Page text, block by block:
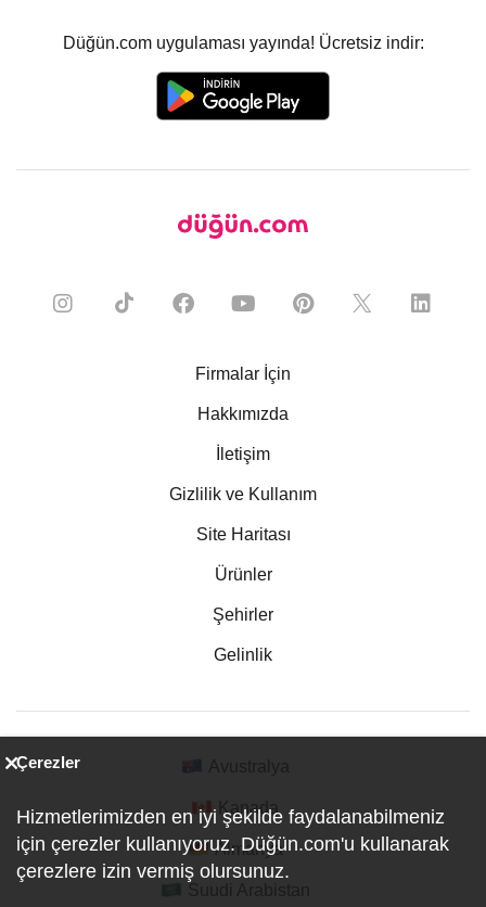
Düğün.com uygulaması yayında! Ücretsiz indir:
Firmalar İçin
Hakkımızda
İletişim
Gizlilik ve Kullanım
Site Haritası
Ürünler
Şehirler
Gelinlik
Kanada
Almanya
Çerezler
Hizmetlerimizden en iyi şekilde faydalanabilmeniz
için çerezler kullanıyoruz. Düğün.com'u kullanarak
çerezlere izin vermiş olursunuz.